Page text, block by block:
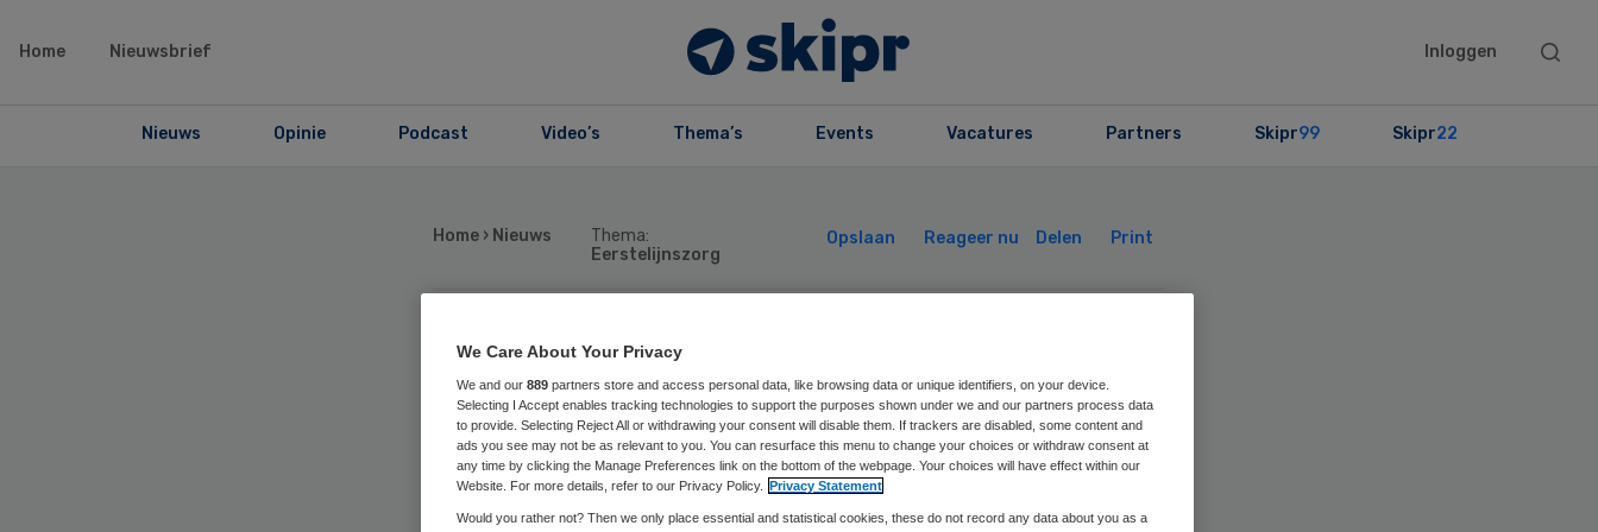
Home Nieuwsbrief Inloggen
Search
Nieuws Opinie Podcast Video’s Thema’s Events Vacatures Partners Skipr99 Skipr22
Home › Nieuws
Thema:
Eerstelijnszorg
Opslaan Reageer nu Delen Print
RIVM start onderzoek
naar soa’s in
Nederland
We Care About Your Privacy
We and our 889 partners store and access personal data, like browsing data or unique identifiers, on your device.
Selecting I Accept enables tracking technologies to support the purposes shown under we and our partners process data
to provide. Selecting Reject All or withdrawing your consent will disable them. If trackers are disabled, some content and
ads you see may not be as relevant to you. You can resurface this menu to change your choices or withdraw consent at
any time by clicking the Manage Preferences link on the bottom of the webpage. Your choices will have effect within our
Website. For more details, refer to our Privacy Policy. Privacy Statement
Would you rather not? Then we only place essential and statistical cookies, these do not record any data about you as a